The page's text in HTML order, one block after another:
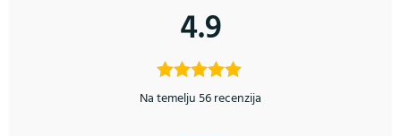
4.9
Na temelju 56 recenzija